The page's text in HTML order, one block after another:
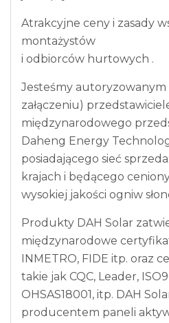
Atrakcyjne ceny i zasady
montażystów
i odbiorców hurtowych .
Jesteśmy
załączeniu)
międzynarodowego
Daheng Energy
posiadającego sieć
krajach i będącego
wysokiej jakości ogniw
Produkty DAH Solar
międzynarodowe
INMETRO, FIDE itp. oraz
takie jak CQC, Leader,
OHSAS18001, itp. DAH
producentem paneli